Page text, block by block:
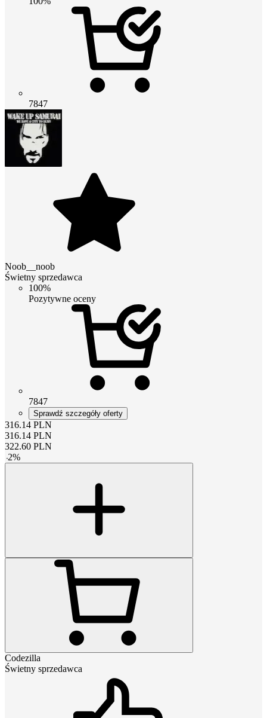
7847
Noob__noob
Świetny sprzedawca
100%
Pozytywne oceny
7847
Sprawdź szczegóły oferty
316.14 PLN
316.14 PLN
322.60 PLN
-2%
Codezilla
Świetny sprzedawca